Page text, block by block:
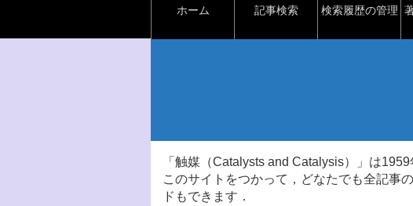
ホーム 記事検索 検索履歴の管理
「触媒（Catalysts and Catalysis）」は
このサイトをつかって，どなたでも全記事
ドもできます．